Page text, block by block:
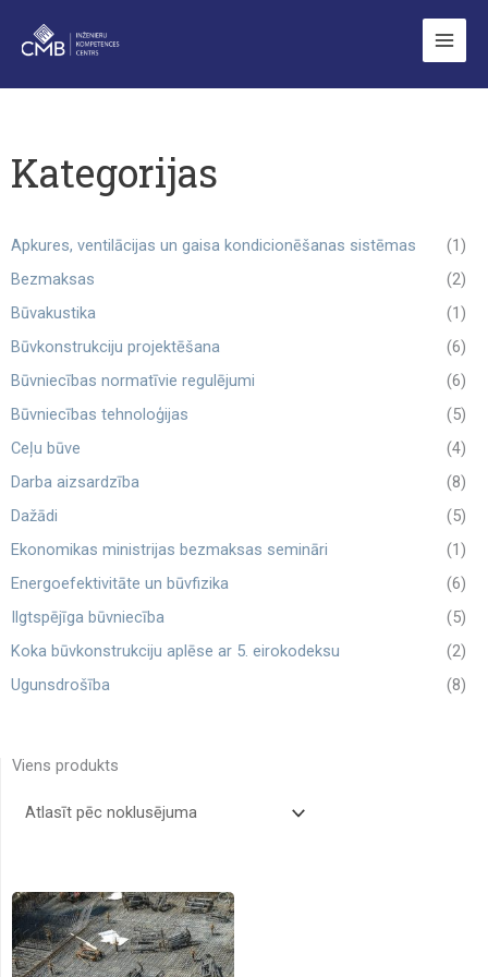
Kategorijas
Apkures, ventilācijas un gaisa kondicionēšanas sistēmas
(1)
Bezmaksas
(2)
Būvakustika
(1)
Būvkonstrukciju projektēšana
(6)
Būvniecības normatīvie regulējumi
(6)
Būvniecības tehnoloģijas
(5)
Ceļu būve
(4)
Darba aizsardzība
(8)
Dažādi
(5)
Ekonomikas ministrijas bezmaksas semināri
(1)
Energoefektivitāte un būvfizika
(6)
Ilgtspējīga būvniecība
(5)
Koka būvkonstrukciju aplēse ar 5. eirokodeksu
(2)
Ugunsdrošība
(8)
Viens produkts